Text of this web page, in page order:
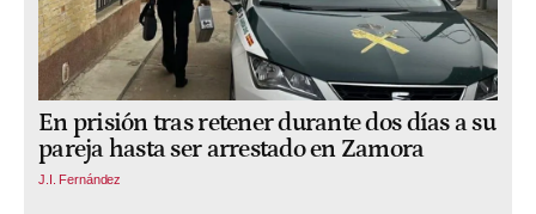
En prisión tras retener durante dos días a su
pareja hasta ser arrestado en Zamora
J.I. Fernández